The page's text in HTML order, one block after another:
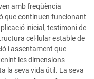
amb freqüència
que continuen funcionant
inicial, testimoni de
cel·lular estable de
i assentament que
les dimensions
la seva vida útil. La seva